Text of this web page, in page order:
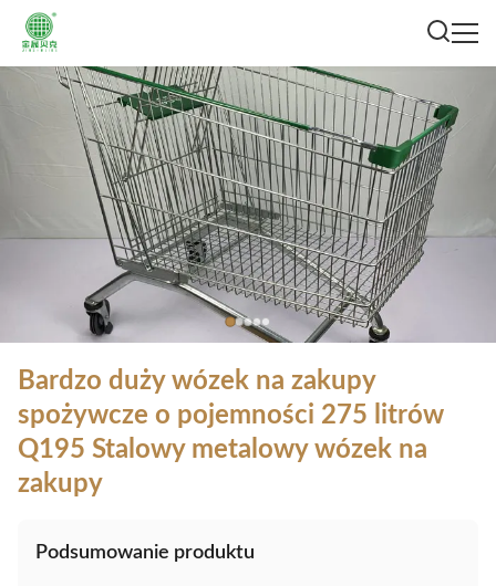
Bardzo duży wózek na zakupy
spożywcze o pojemności 275 litrów
Q195 Stalowy metalowy wózek na
zakupy
Podsumowanie produktu